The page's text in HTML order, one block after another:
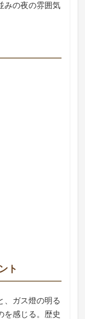
みの夜の雰囲気
ト
ガス燈の明る
を感じる。歴史